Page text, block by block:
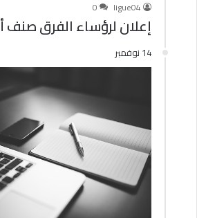
ligue04
0
إعلان لرؤساء الفرق صنف
14 نوفمبر